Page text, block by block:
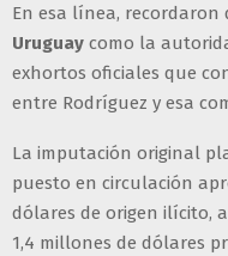
En esa línea,
Uruguay como la
exhortos oficiales que
entre Rodríguez y esa
La imputación original
puesto en circulación
dólares de origen ilícito,
1,4 millones de dólares